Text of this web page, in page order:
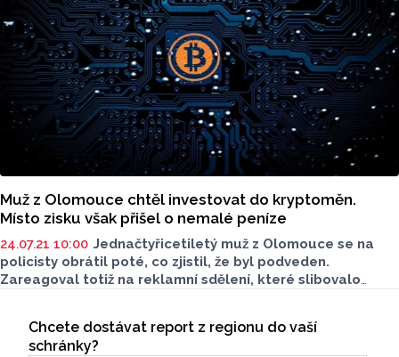
Muž z Olomouce chtěl investovat do kryptoměn.
Místo zisku však přišel o nemalé peníze
24.07.21 10:00 Jednačtyřicetiletý muž z Olomouce se na
policisty obrátil poté, co zjistil, že byl podveden.
Zareagoval totiž na reklamní sdělení, které slibovalo
Odběr newsletteru
Chcete dostávat report z regionu do vaší
schránky?